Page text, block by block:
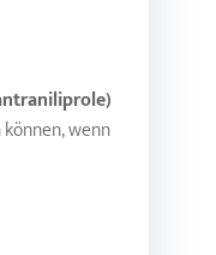
wenn